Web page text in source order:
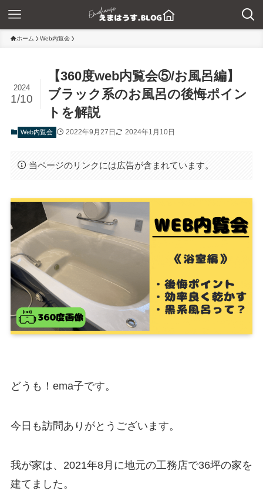
ホーム Web内覧会
【360度web内覧会⑤/お風呂編】
ブラック系のお風呂の後悔ポイン
トを解説
2024
1/10
Web内覧会 2022年9月27日 2024年1月10日
当ページのリンクには広告が含まれています。
どうも！ema子です。
今日も訪問ありがとうございます。
我が家は、2021年8月に地元の工務店で36坪の家を
建てました。